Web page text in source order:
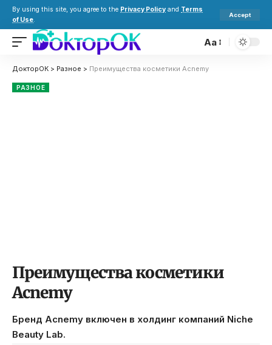
By using this site, you agree to the Privacy Policy and Terms
of Use.
Accept
Aa
ДокторОК > Разное > Преимущества косметики Acnemy
РАЗНОЕ
Преимущества косметики
Acnemy
Бренд Acnemy включен в холдинг компаний Niche
Beauty Lab.